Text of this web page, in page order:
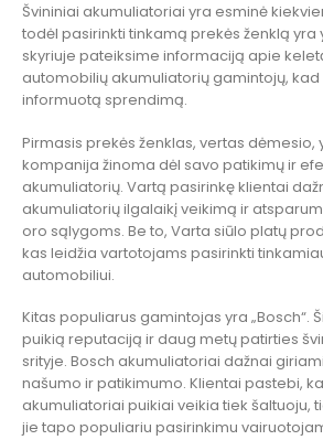
Švininiai akumuliatoriai yra esminė
todėl pasirinkti tinkamą prekės ženklą yra
skyriuje pateiksime informaciją apie
automobilių akumuliatorių gamintojų,
informuotą sprendimą.
Pirmasis prekės ženklas, vertas dėmesio,
kompanija žinoma dėl savo patikimų ir
akumuliatorių. Vartą pasirinkę klientai
akumuliatorių ilgalaikį veikimą ir
oro sąlygoms. Be to, Varta siūlo platų
kas leidžia vartotojams pasirinkti
automobiliui.
Kitas populiarus gamintojas yra „Bosch“.
puikią reputaciją ir daug metų patirties
srityje. Bosch akumuliatoriai dažnai
našumo ir patikimumo. Klientai pastebi,
akumuliatoriai puikiai veikia tiek šaltuoju,
jie tapo populiariu pasirinkimu